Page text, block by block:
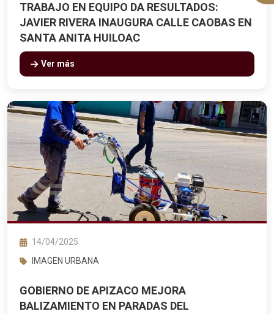
TRABAJO EN EQUIPO DA RESULTADOS:
JAVIER RIVERA INAUGURA CALLE CAOBAS EN
SANTA ANITA HUILOAC
Ver más
14/04/2025
IMAGEN URBANA
GOBIERNO DE APIZACO MEJORA
BALIZAMIENTO EN PARADAS DEL